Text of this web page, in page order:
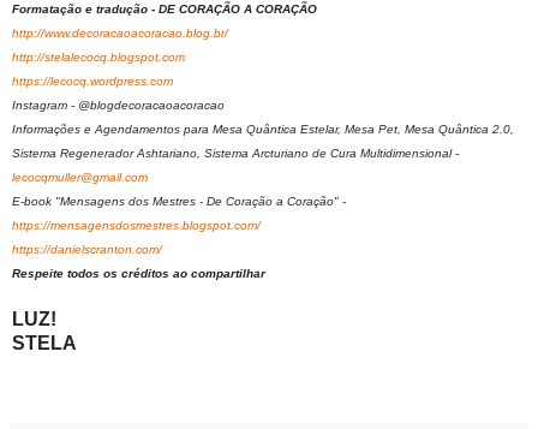
Formatação e tradução - DE CORAÇÃO A CORAÇÃO
http://www.decoracaoacoracao.blog.br/
http://stelalecocq.blogspot.com
https://lecocq.wordpress.com
Instagram - @blogdecoracaoacoracao
Informações e Agendamentos para Mesa Quântica Estelar, Mesa Pet, Mesa Quântica 2.0,
Sistema Regenerador Ashtariano, Sistema Arcturiano de Cura Multidimensional -
lecocqmuller@gmail.com
E-book "Mensagens dos Mestres - De Coração a Coração" -
https://mensagensdosmestres.blogspot.com/
https://danielscranton.com/
Respeite todos os créditos ao compartilhar
LUZ!
STELA